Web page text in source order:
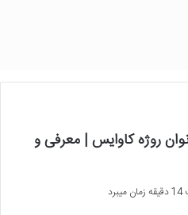
روژه کاوایس | معرفی و